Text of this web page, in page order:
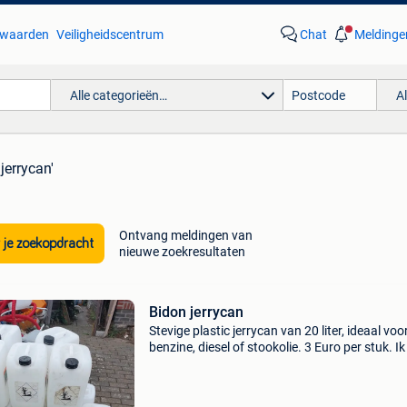
Veiligheidscentrum Chat
Alle categorieën…
je zoekopdracht
Ontvang meldingen van
nieuwe zoekresultaten
Bidon jerrycan
Stevige plastic jerrycan van 20 liter, ideaal
benzine, diesel of stookolie. 3 Euro per stuk.